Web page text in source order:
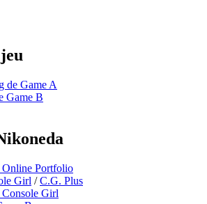
de Game A
Game B
Portfolio
Girl /C.G. Plus
Console Girl